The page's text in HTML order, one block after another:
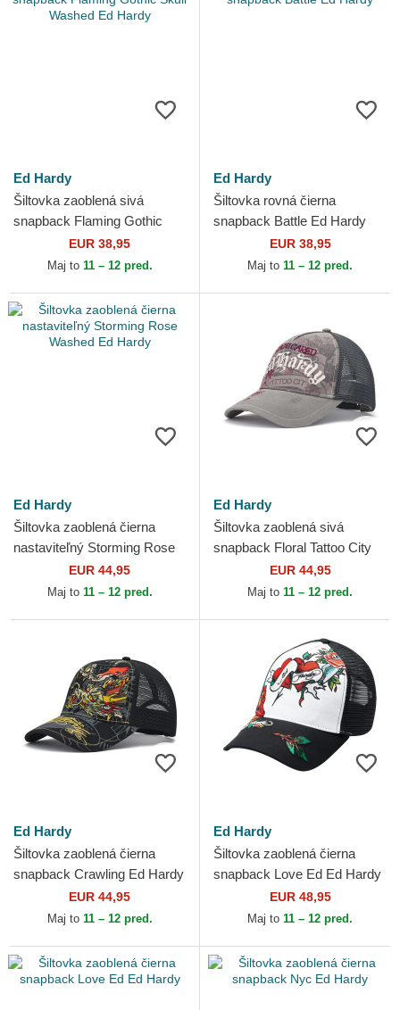
Ed Hardy
Šiltovka zaoblená sivá
snapback Flaming Gothic
Skull Washed Ed Hardy
EUR 38,95
Maj to 11 – 12 pred.
Ed Hardy
Šiltovka rovná čierna
snapback Battle Ed Hardy
EUR 38,95
Maj to 11 – 12 pred.
Ed Hardy
Šiltovka zaoblená čierna
nastaviteľný Storming Rose
Washed Ed Hardy
EUR 44,95
Maj to 11 – 12 pred.
Ed Hardy
Šiltovka zaoblená sivá
snapback Floral Tattoo City
Vintage Wash Ed Hardy
EUR 44,95
Maj to 11 – 12 pred.
Ed Hardy
Šiltovka zaoblená čierna
snapback Crawling Ed Hardy
EUR 44,95
Maj to 11 – 12 pred.
Ed Hardy
Šiltovka zaoblená čierna
snapback Love Ed Ed Hardy
EUR 48,95
Maj to 11 – 12 pred.